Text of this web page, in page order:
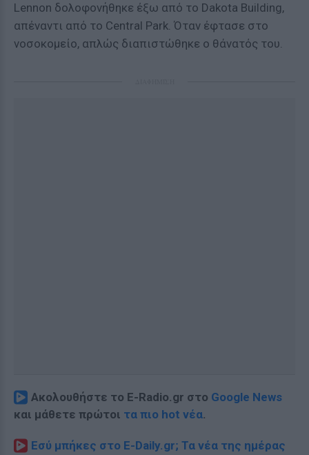
Lennon δολοφονήθηκε έξω από το Dakota Building,
απέναντι από το Central Park. Όταν έφτασε στο
νοσοκομείο, απλώς διαπιστώθηκε ο θάνατός του.
Ακολουθήστε το E-Radio.gr στο Google News
και μάθετε πρώτοι τα πιο hot νέα.
Εσύ μπήκες στο E-Daily.gr; Τα νέα της ημέρας